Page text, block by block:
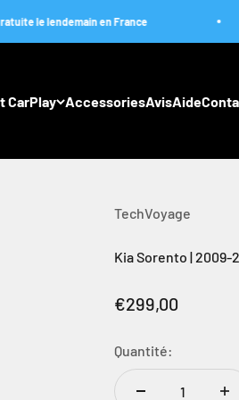
en France
CarPlay AccessoriesAvisAide
TechVoyage
Kia Sorento | 2009-
Prix de vente
€299,00
Quantité: